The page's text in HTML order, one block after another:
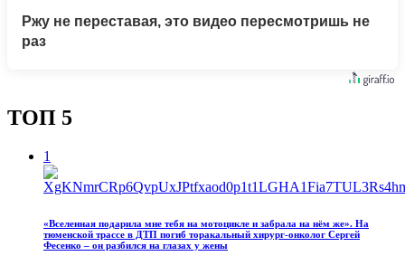
Ржу не переставая, это видео пересмотришь не
раз
ТОП 5
1
«Вселенная подарила мне тебя на мотоцикле и забрала на нём же». На
тюменской трассе в ДТП погиб торакальный хирург-онколог Сергей
Фесенко – он разбился на глазах у жены